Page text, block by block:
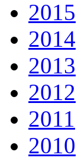
2015
2014
2013
2012
2011
2010